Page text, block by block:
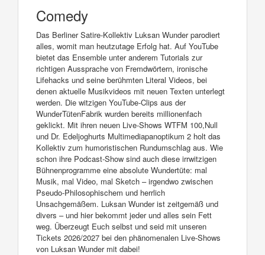
Comedy
Das Berliner Satire-Kollektiv Luksan Wunder parodiert
alles, womit man heutzutage Erfolg hat. Auf YouTube
bietet das Ensemble unter anderem Tutorials zur
richtigen Aussprache von Fremdwörtern, ironische
Lifehacks und seine berühmten Literal Videos, bei
denen aktuelle Musikvideos mit neuen Texten unterlegt
werden. Die witzigen YouTube-Clips aus der
WunderTütenFabrik wurden bereits millionenfach
geklickt. Mit ihren neuen Live-Shows WTFM 100,Null
und Dr. Edeljoghurts Multimediapanoptikum 2 holt das
Kollektiv zum humoristischen Rundumschlag aus. Wie
schon ihre Podcast-Show sind auch diese irrwitzigen
Bühnenprogramme eine absolute Wundertüte: mal
Musik, mal Video, mal Sketch – irgendwo zwischen
Pseudo-Philosophischem und herrlich
Unsachgemäßem. Luksan Wunder ist zeitgemäß und
divers – und hier bekommt jeder und alles sein Fett
weg. Überzeugt Euch selbst und seid mit unseren
Tickets 2026/2027 bei den phänomenalen Live-Shows
von Luksan Wunder mit dabei!